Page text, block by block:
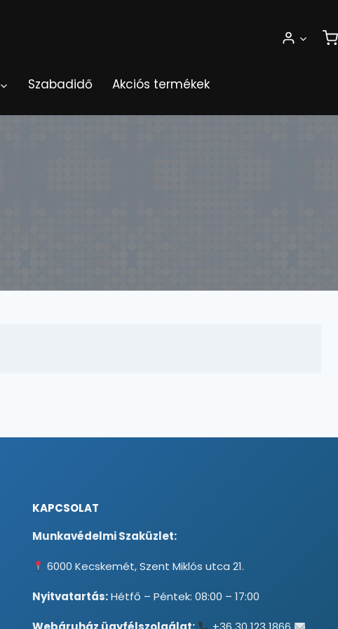
Szabadidő Akciós termékek
KAPCSOLAT
Munkavédelmi Szaküzlet:
6000 Kecskemét, Szent Miklós utca 21.
Nyitvatartás:Hétfő – Péntek: 08:00 – 17:00